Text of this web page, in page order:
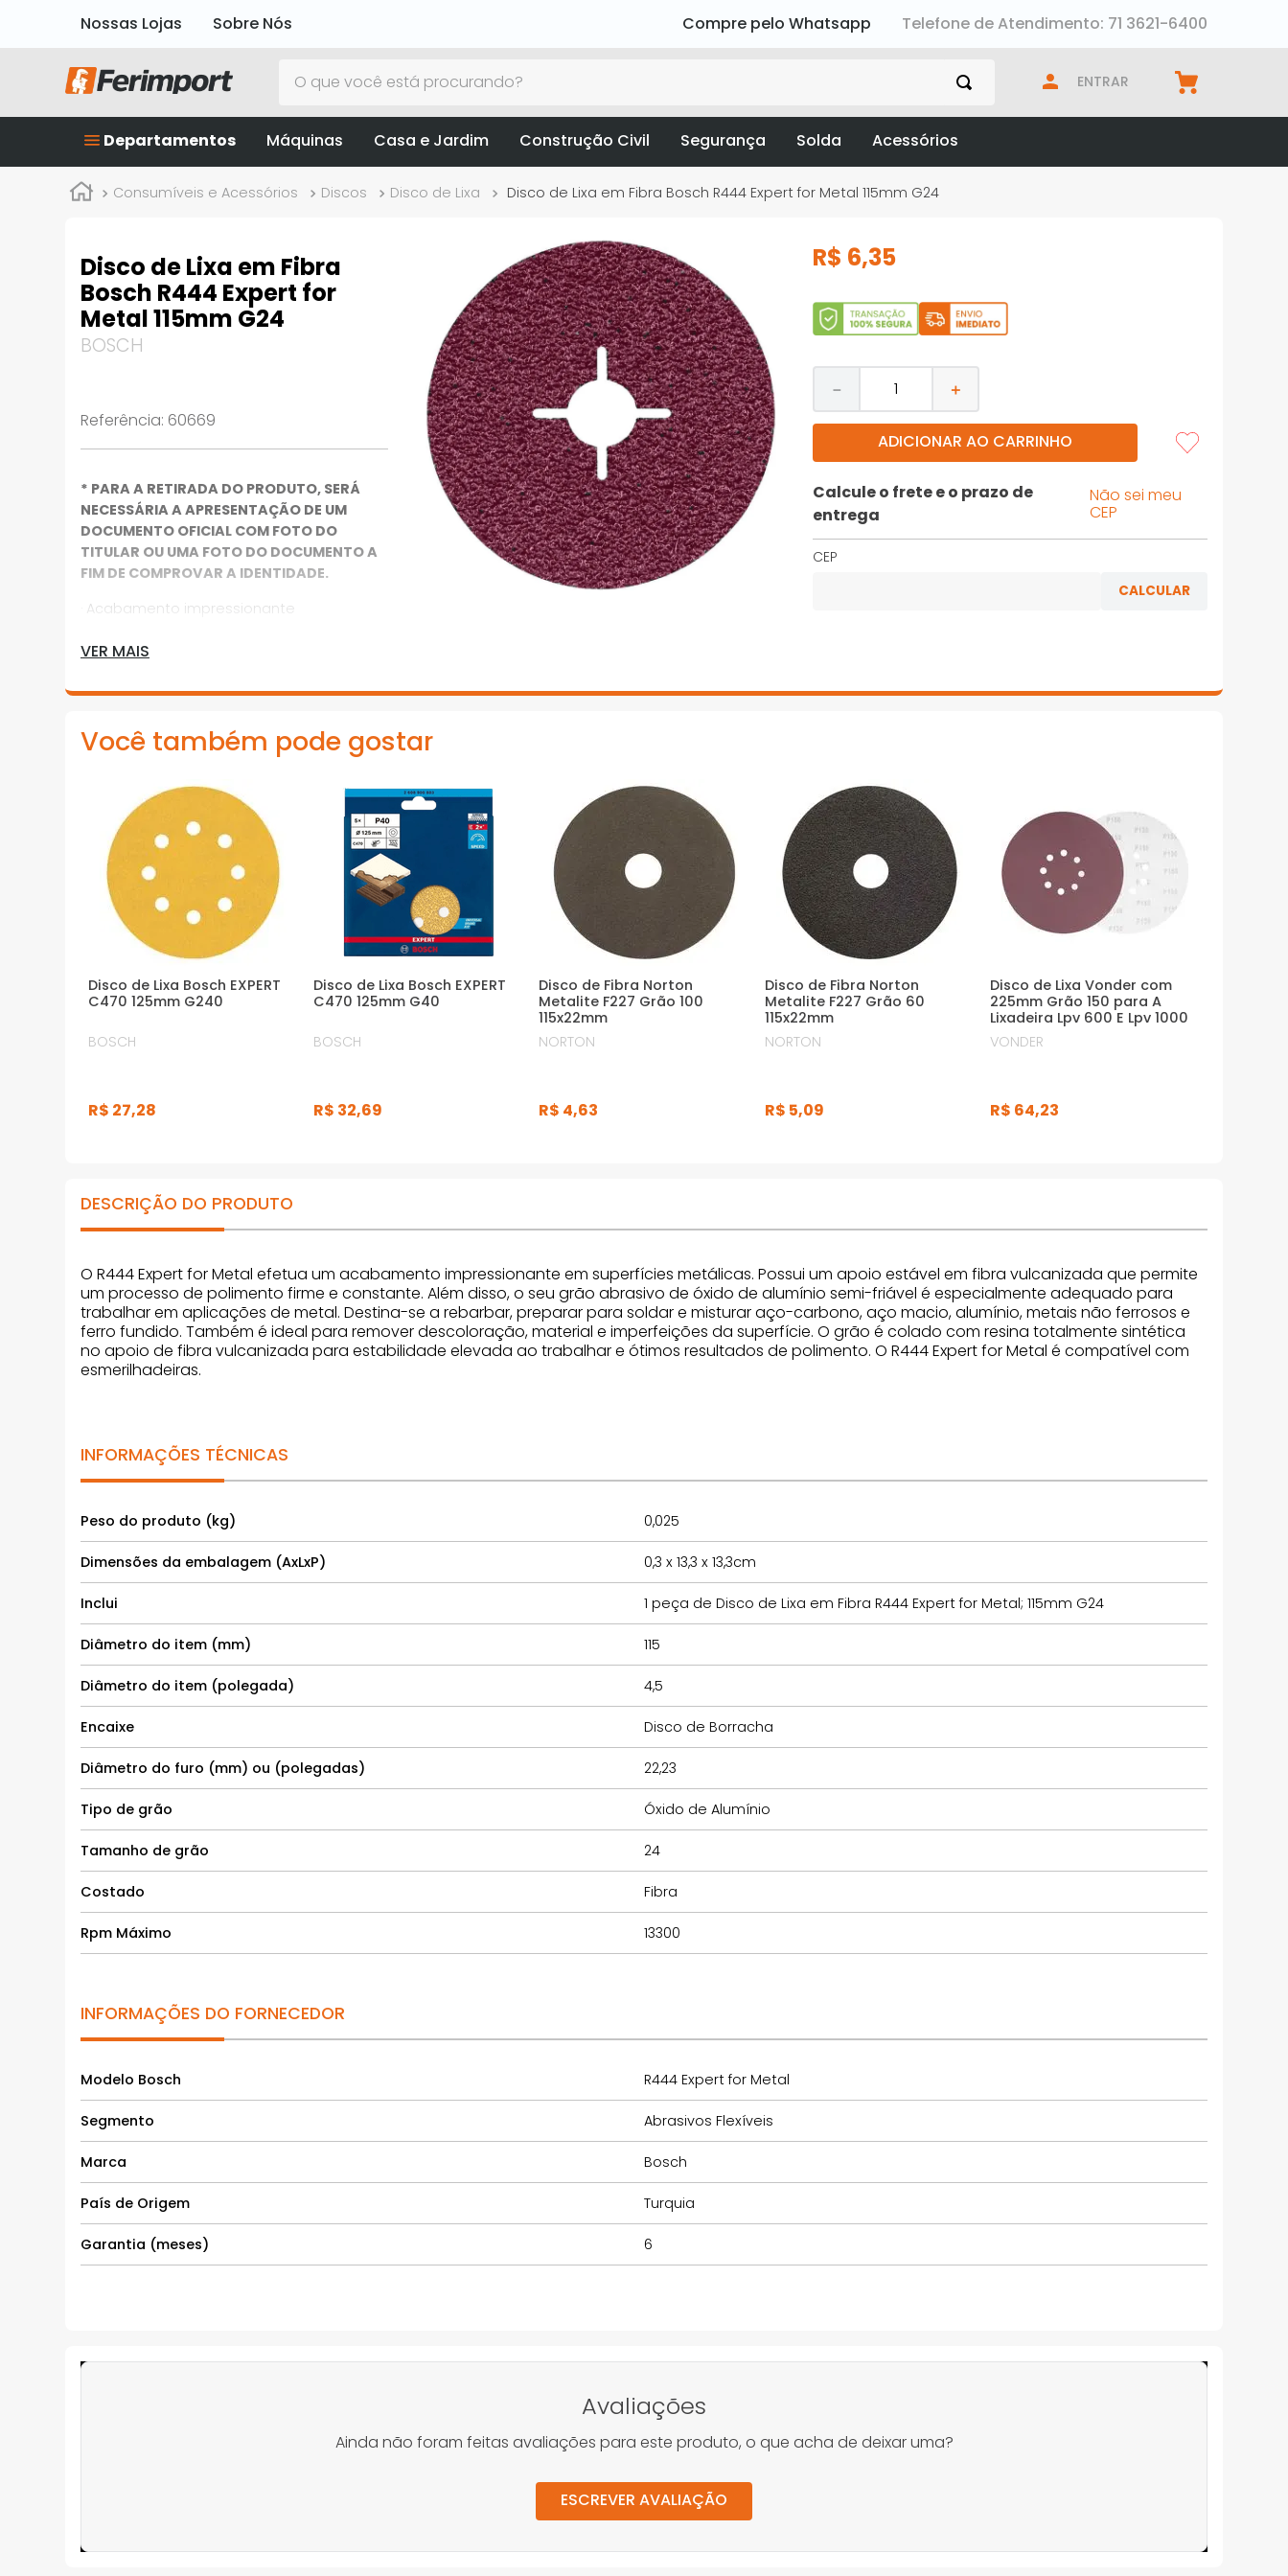
Nossas Lojas Sobre Nós Compre pelo Whatsapp
Telefone de Atendimento: 71 3621-6400
ENTRAR
Departamentos Máquinas Casa e Jardim Construção Civil Segurança Solda Acessórios
Consumíveis e Acessórios Discos Disco de Lixa Disco de Lixa em Fibra Bosch R444 Expert for Metal 115mm G24
Disco de Lixa em Fibra
Bosch R444 Expert for
Metal 115mm G24
BOSCH
Referência: 60669
* PARA A RETIRADA DO PRODUTO, SERÁ
NECESSÁRIA A APRESENTAÇÃO DE UM
DOCUMENTO OFICIAL COM FOTO DO
TITULAR OU UMA FOTO DO DOCUMENTO A
FIM DE COMPROVAR A IDENTIDADE.
· Acabamento impressionante
· R444 Expert for Metal: para um
acabamento impressionante em
estabilidade para um processo de
polimento firme e constante
· O grão abrasivo de óxido de alumínio
semi-friável é especialmente adequado
para trabalhar em aplicações de metal
· A colagem de resina sintética no apoio
de fibra vulcanizada apresenta muita
estabilidade e ótimos resultados ao lixar
*Imagens meramente ilustrativas
VER MAIS
R$ 6,35
＋
－
ADICIONAR AO CARRINHO
Calcule o frete e o prazo de
entrega
Não sei meu
CEP
CEP
Você também pode gostar
Disco de Lixa Bosch EXPERT
C470 125mm G240
BOSCH
R$ 27,28
Disco de Lixa Bosch EXPERT
C470 125mm G40
BOSCH
R$ 32,69
Disco de Fibra Norton
Metalite F227 Grão 100
115x22mm
NORTON
R$ 4,63
Disco de Fibra Norton
Metalite F227 Grão 60
115x22mm
NORTON
R$ 5,09
Disco de Lixa Vonder com
225mm Grão 150 para A
Lixadeira Lpv 600 E Lpv 1000
VONDER
R$ 64,23
DESCRIÇÃO DO PRODUTO
O R444 Expert for Metal efetua um acabamento impressionante em superfícies metálicas. Possui um apoio estável em fibra vulcanizada que permite
um processo de polimento firme e constante. Além disso, o seu grão abrasivo de óxido de alumínio semi-friável é especialmente adequado para
trabalhar em aplicações de metal. Destina-se a rebarbar, preparar para soldar e misturar aço-carbono, aço macio, alumínio, metais não ferrosos e
ferro fundido. Também é ideal para remover descoloração, material e imperfeições da superfície. O grão é colado com resina totalmente sintética
no apoio de fibra vulcanizada para estabilidade elevada ao trabalhar e ótimos resultados de polimento. O R444 Expert for Metal é compatível com
esmerilhadeiras.
INFORMAÇÕES TÉCNICAS
Peso do produto (kg) 0,025
Dimensões da embalagem (AxLxP) 0,3 x 13,3 x 13,3cm
Inclui 1 peça de Disco de Lixa em Fibra R444 Expert for Metal; 115mm G24
Diâmetro do item (mm) 115
Diâmetro do item (polegada) 4,5
Encaixe Disco de Borracha
Diâmetro do furo (mm) ou (polegadas) 22,23
Tipo de grão Óxido de Alumínio
Tamanho de grão 24
Costado Fibra
Rpm Máximo 13300
INFORMAÇÕES DO FORNECEDOR
Modelo Bosch R444 Expert for Metal
Segmento Abrasivos Flexíveis
Marca Bosch
País de Origem Turquia
Garantia (meses) 6
Avaliações
Ainda não foram feitas avaliações para este produto, o que acha de deixar uma?
ESCREVER AVALIAÇÃO